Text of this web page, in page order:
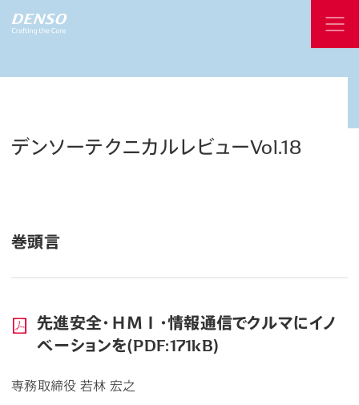
デンソーテクニカルレビューVol.18
巻頭言
先進安全・ＨＭＩ・情報通信でクルマにイノ
ベーションを(PDF:171kB)
専務取締役 若林 宏之